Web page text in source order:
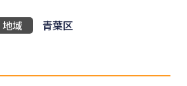
地域 青葉区